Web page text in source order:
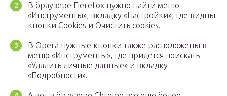
В браузере Fierefox нужно найти меню
«Инструменты», вкладку «Настройки», где видны
кнопки Cookies и Очистить cookies.
В Opera нужные кнопки также расположены в
меню «Инструменты», где придется поискать
«Удалить личные данные» и вкладку
«Подробности».